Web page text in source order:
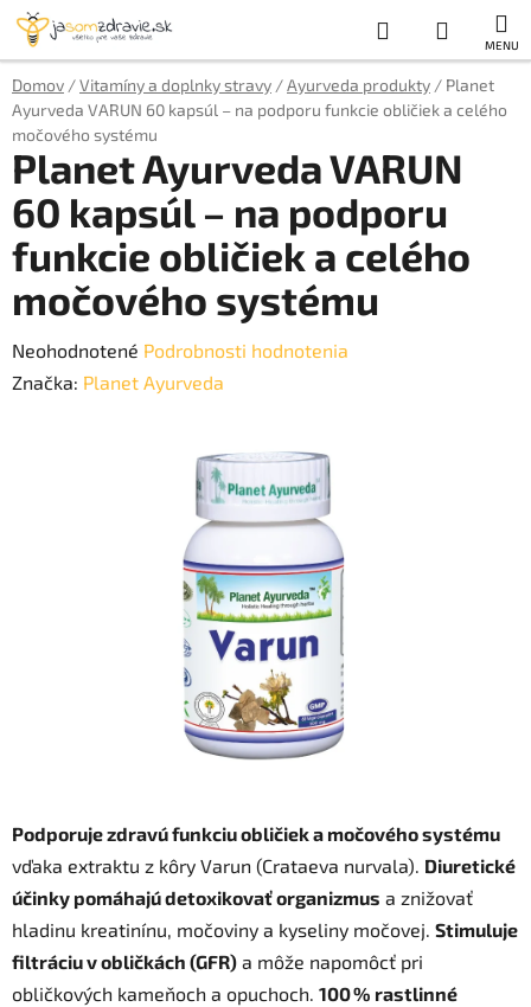
Prejsť
obsah
Hľadať
KOŠÍK
Domov /Vitamíny a doplnky stravy /Ayurveda produkty / Planet
Ayurveda VARUN 60 kapsúl – na podporu funkcie obličiek a celého
močového systému
Podporuje zdravú funkciu obličiek a močového systému
vďaka extraktu z kôry Varun (Crataeva nurvala). Diuretické
účinky pomáhajú detoxikovať organizmus a znižovať
hladinu kreatinínu, močoviny a kyseliny močovej. Stimuluje
filtráciu v obličkách (GFR) a môže napomôcť pri
obličkových kameňoch a opuchoch. 100 % rastlinné
Planet Ayurveda VARUN
60 kapsúl – na podporu
funkcie obličiek a celého
močového systému
Priemerné
hodnotenie
Neohodnotené Podrobnosti hodnotenia
Značka: Planet Ayurveda